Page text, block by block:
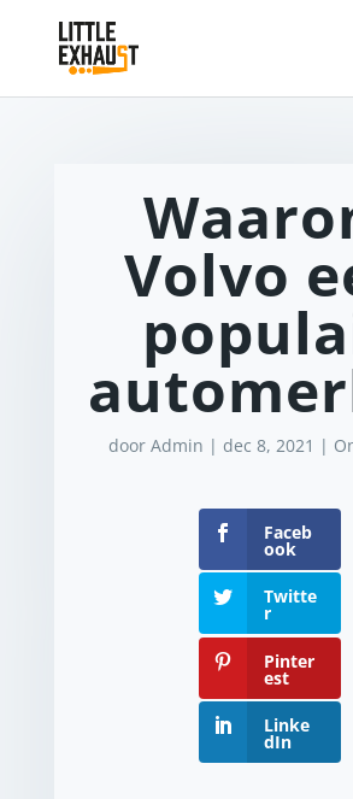
Volvo
door Admin | dec 8, 2021 |
Faceb
ook
Twitte
r
Pinter
est
Linke
dIn